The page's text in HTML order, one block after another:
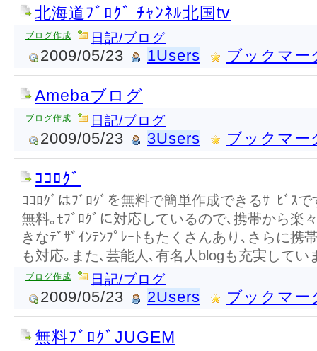
北海道ﾌﾞﾛｸﾞ ﾁｬﾝﾈﾙ北国tv
ブログ作成 日記/ブログ
2009/05/23 1Users ブックマー
Amebaブログ
ブログ作成 日記/ブログ
2009/05/23 3Users ブックマー
ｺｺﾛｸﾞ
ｺｺﾛｸﾞはﾌﾞﾛｸﾞを無料で簡単作成できるｻｰﾋﾞｽ
無料｡ﾓﾌﾞﾛｸﾞに対応しているので､携帯から楽
きなﾃﾞｻﾞｲﾝﾃﾝﾌﾟﾚｰﾄもたくさんあり､さらに携
も対応｡また､芸能人､有名人blogも充実してい
ブログ作成 日記/ブログ
2009/05/23 2Users ブックマー
無料ﾌﾞﾛｸﾞJUGEM